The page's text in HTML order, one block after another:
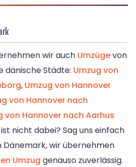
wir auch Umzügevon
dänische Städte: Umzug von
, Umzug von Hannover
von Hannover nach
von Hannover nach Aarhus
nicht dabei? Sag uns einfach
Dänemark, wir übernehmen
Umzug genauso zuverlässig.